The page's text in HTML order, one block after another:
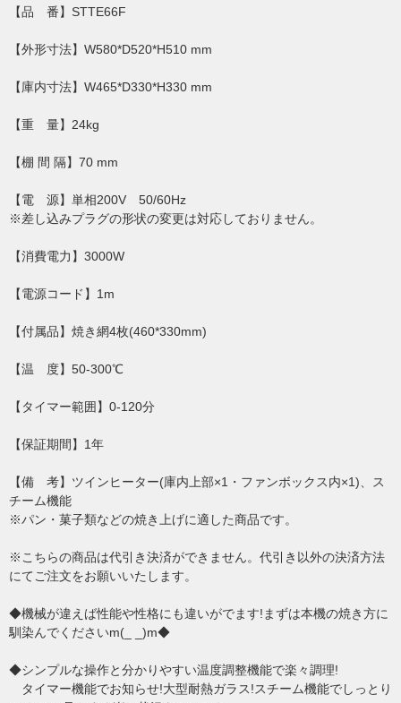
【品 番】STTE66F
【外形寸法】W580*D520*H510 mm
【庫内寸法】W465*D330*H330 mm
【重 量】24kg
【棚 間 隔】70 mm
【電 源】単相200V 50/60Hz
※差し込みプラグの形状の変更は対応しておりません。
【消費電力】3000W
【電源コード】1m
【付属品】焼き網4枚(460*330mm)
【温 度】50-300℃
【タイマー範囲】0-120分
【保証期間】1年
【備 考】ツインヒーター(庫内上部×1・ファンボックス内×1)、ス
チーム機能
※パン・菓子類などの焼き上げに適した商品です。
※こちらの商品は代引き決済ができません。代引き以外の決済方法
にてご注文をお願いいたします。
◆機械が違えば性能や性格にも違いがでます!まずは本機の焼き方に
馴染んでくださいm(_ _)m◆
◆シンプルな操作と分かりやすい温度調整機能で楽々調理!
タイマー機能でお知らせ!大型耐熱ガラス!スチーム機能でしっとり